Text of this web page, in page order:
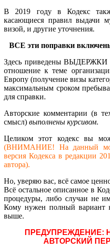
В 2019 году в Кодекс
касающиеся правил выдачи
визой, и другие уточнения.
ВСЕ эти поправки
Здесь приведены ВЫДЕРЖКИ
отношение к теме
Европу (получение визы
максимальным сроком
для справки.
Авторские комментарии (в
смысл) выполнены курсивом.
Целиком этот кодекс вы
(ВНИМАНИЕ! На данный
версия Кодекса в редакции
автора).
Но, уверяю вас, всё самое
Всё остальное описанное в
процедуры, либо случаи не
Кому нужен полный вариант
выше.
ПРЕДУПРЕЖДЕНИЕ:
АВТОРСКИЙ